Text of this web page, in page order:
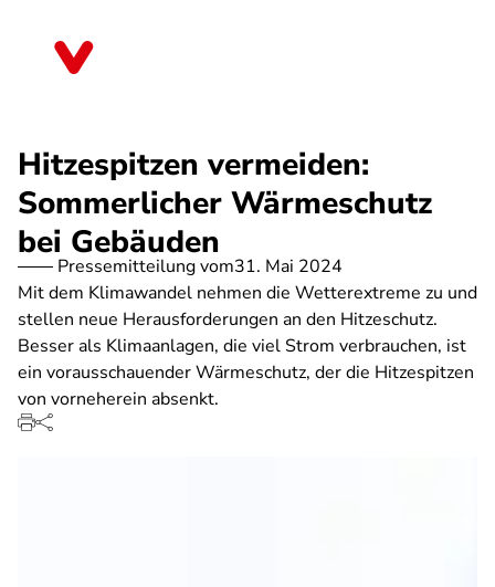
Hitzespitzen vermeiden:
Sommerlicher Wärmeschutz
bei Gebäuden
Pressemitteilung vom31. Mai 2024
Mit dem Klimawandel nehmen die Wetterextreme zu und
stellen neue Herausforderungen an den Hitzeschutz.
Besser als Klimaanlagen, die viel Strom verbrauchen, ist
ein vorausschauender Wärmeschutz, der die Hitzespitzen
von vorneherein absenkt.